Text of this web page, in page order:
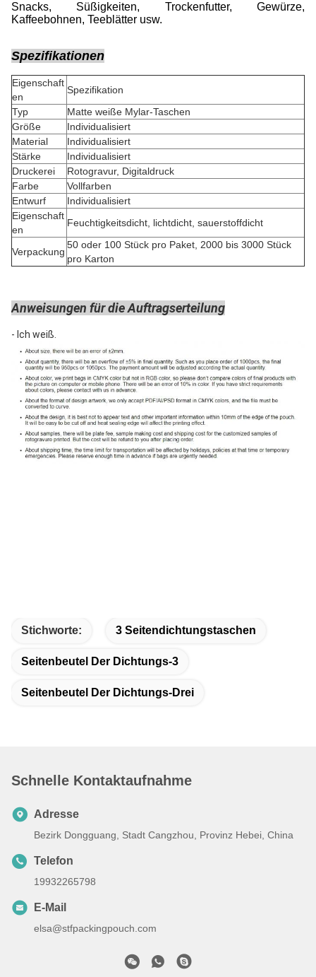
Snacks, Süßigkeiten, Trockenfutter, Gewürze,
Kaffeebohnen, Teeblätter usw.
Spezifikationen
Eigenschaft
en
Spezifikation
Typ
Matte weiße Mylar-Taschen
Größe
Individualisiert
Material
Individualisiert
Stärke
Individualisiert
Druckerei
Rotogravur, Digitaldruck
Farbe
Vollfarben
Entwurf
Individualisiert
Eigenschaft
en
Feuchtigkeitsdicht, lichtdicht, sauerstoffdicht
Verpackung
50 oder 100 Stück pro Paket, 2000 bis 3000 Stück
pro Karton
Anweisungen für die Auftragserteilung
- Ich weiß.
Stichworte: 3 Seitendichtungstaschen
Seitenbeutel Der Dichtungs-3
Seitenbeutel Der Dichtungs-Drei
Schnelle Kontaktaufnahme
Adresse
Bezirk Dongguang, Stadt Cangzhou, Provinz Hebei, China
Telefon
19932265798
E-Mail
elsa@stfpackingpouch.com